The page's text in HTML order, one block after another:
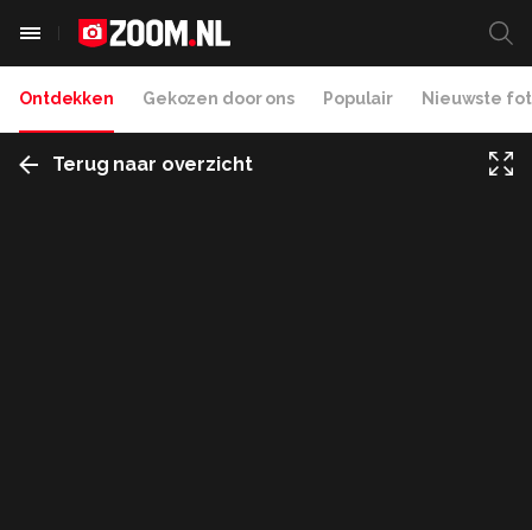
Ontdekken Gekozen door ons Populair Nieuwste
Terug naar overzicht